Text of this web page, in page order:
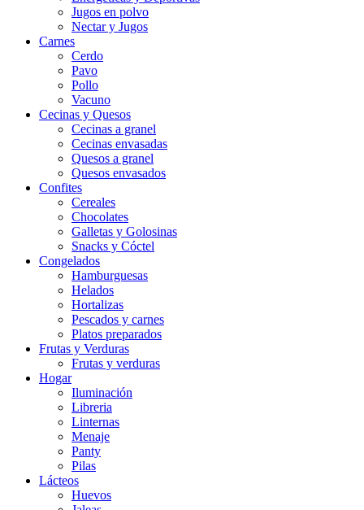
Jugos en polvo
Nectar y Jugos
Carnes
Cerdo
Pavo
Pollo
Vacuno
Cecinas y Quesos
Cecinas a granel
Cecinas envasadas
Quesos a granel
Quesos envasados
Confites
Cereales
Chocolates
Galletas y Golosinas
Snacks y Cóctel
Congelados
Hamburguesas
Helados
Hortalizas
Pescados y carnes
Platos preparados
Frutas y Verduras
Frutas y verduras
Hogar
Iluminación
Libreria
Linternas
Menaje
Panty
Pilas
Lácteos
Huevos